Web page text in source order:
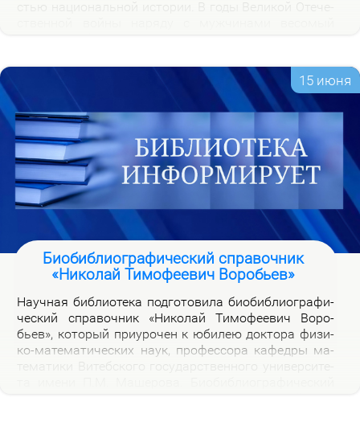
ских от­ря­дах.
15 июня
Биобиблиографический справочник
«Николай Тимофеевич Воробьев»
На­уч­ная биб­лио­те­ка под­го­то­ви­ла био­биб­лио­гра­фи­
че­ский спра­воч­ник «Ни­ко­лай Ти­мо­фе­е­вич Во­ро­
бьев», ко­то­рый при­уро­чен к юби­лею док­то­ра физи­
ко-ма­те­ма­ти­че­ских на­ук, про­фес­со­ра ка­фед­ры ма­